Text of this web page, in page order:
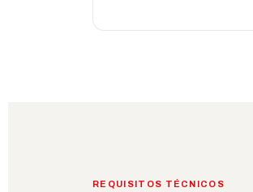
REQUISITOS TÉCNICOS